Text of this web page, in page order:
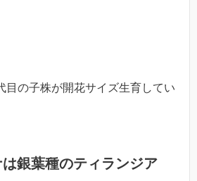
目の子株が開花サイズ生育してい
銀葉種のティランジア